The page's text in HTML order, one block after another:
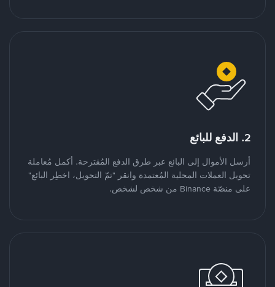
2. الدفع للبائع
أرسل الأموال إلى البائع عبر طرق الدفع المُقترحة. أكمل مُعاملة
تحويل العملات المحلية المُعتمدة وانقر "تمّ التحويل، اخطِر البائع"
على منصّة Binance من شخص لشخص.